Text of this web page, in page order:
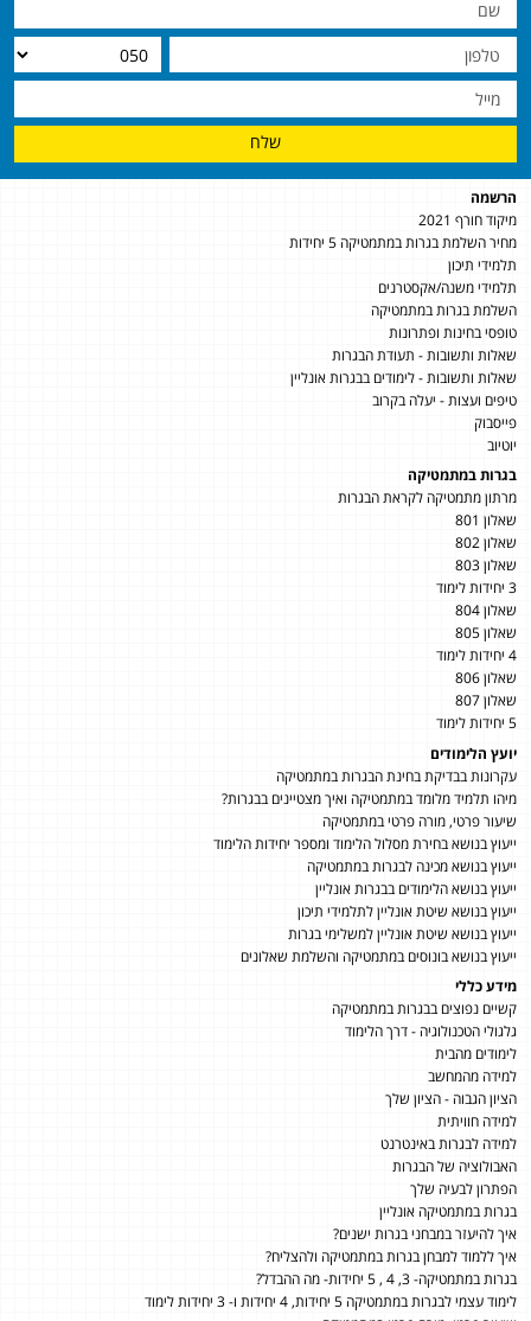
שלח
הרשמה
מיקוד חורף 2021
מחיר השלמת בגרות במתמטיקה 5 יחידות
תלמידי תיכון
תלמידי משנה/אקסטרנים
השלמת בגרות במתמטיקה
טופסי בחינות ופתרונות
שאלות ותשובות - תעודת הבגרות
שאלות ותשובות - לימודים בבגרות אונליין
טיפים ועצות - יעלה בקרוב
פייסבוק
יוטיוב
בגרות במתמטיקה
מרתון מתמטיקה לקראת הבגרות
שאלון 801
שאלון 802
שאלון 803
3 יחידות לימוד
שאלון 804
שאלון 805
4 יחידות לימוד
שאלון 806
שאלון 807
5 יחידות לימוד
יועץ הלימודים
עקרונות בבדיקת בחינת הבגרות במתמטיקה
מיהו תלמיד מלומד במתמטיקה ואיך מצטיינים בבגרות?
שיעור פרטי, מורה פרטי במתמטיקה
ייעוץ בנושא בחירת מסלול הלימוד ומספר יחידות הלימוד
ייעוץ בנושא מכינה לבגרות במתמטיקה
ייעוץ בנושא הלימודים בבגרות אונליין
ייעוץ בנושא שיטת אונליין לתלמידי תיכון
ייעוץ בנושא שיטת אונליין למשלימי בגרות
ייעוץ בנושא בונוסים במתמטיקה והשלמת שאלונים
מידע כללי
קשיים נפוצים בבגרות במתמטיקה
גלגולי הטכנולוגיה - דרך הלימוד
לימודים מהבית
למידה מהמחשב
הציון הגבוה - הציון שלך
למידה חוויתית
למידה לבגרות באינטרנט
האבולוציה של הבגרות
הפתרון לבעיה שלך
בגרות במתמטיקה אונליין
איך להיעזר במבחני בגרות ישנים?
איך ללמוד למבחן בגרות במתמטיקה ולהצליח?
בגרות במתמטיקה- 3, 4 , 5 יחידות- מה ההבדל?
לימוד עצמי לבגרות במתמטיקה 5 יחידות, 4 יחידות ו- 3 יחידות לימוד